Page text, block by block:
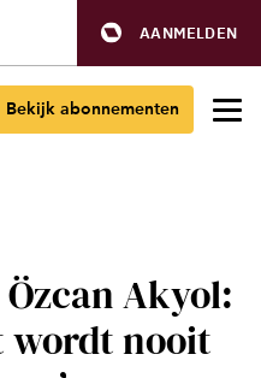
AANMELDEN
Bekijk abonnementen
Akyol:
wordt nooit